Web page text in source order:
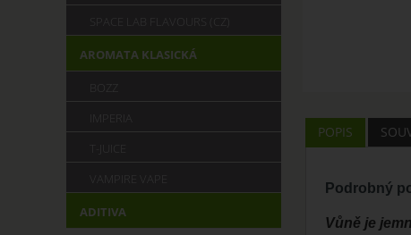
POPIS
Podrobný
Vůně je
AROMATA KLASICKÁ
IMPERIA
T-JUICE
VAMPIRE VAPE
ADITIVA